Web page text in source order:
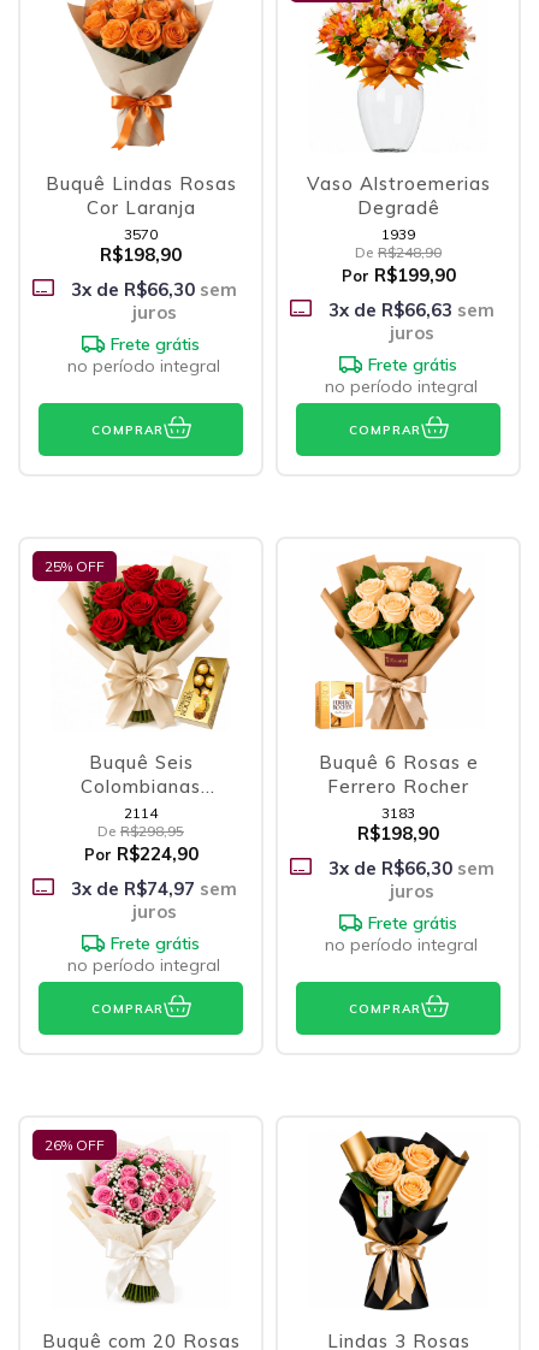
Buquê Lindas Rosas
Cor Laranja
3570
R$198,90
3x de R$66,30 sem
juros
Frete grátis
no período integral
COMPRAR
Vaso Alstroemerias
Degradê
1939
De R$248,90
Por R$199,90
3x de R$66,63 sem
juros
Frete grátis
no período integral
COMPRAR
25% OFF
Buquê Seis
Colombianas
Vermelhas e Ferrero
2114
De R$298,95
Por R$224,90
3x de R$74,97 sem
juros
Frete grátis
no período integral
COMPRAR
Buquê 6 Rosas e
Ferrero Rocher
3183
R$198,90
3x de R$66,30 sem
juros
Frete grátis
no período integral
COMPRAR
26% OFF
Buquê com 20 Rosas Lindas 3 Rosas